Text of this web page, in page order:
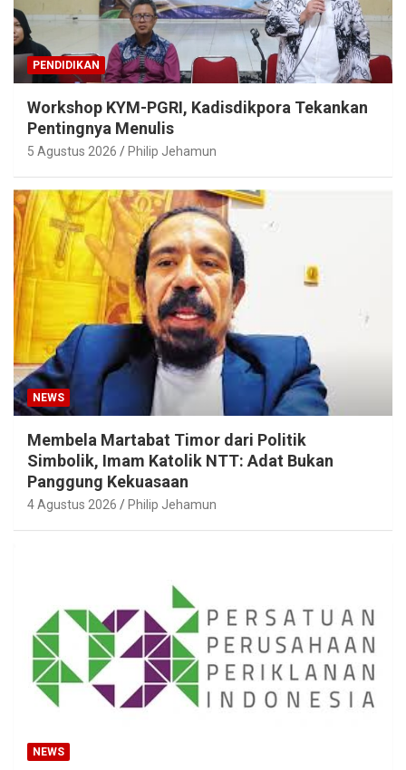
PENDIDIKAN
Workshop KYM-PGRI, Kadisdikpora Tekankan
Pentingnya Menulis
5 Agustus 2026 Philip Jehamun
NEWS
Membela Martabat Timor dari Politik
Simbolik, Imam Katolik NTT: Adat Bukan
Panggung Kekuasaan
4 Agustus 2026 Philip Jehamun
NEWS